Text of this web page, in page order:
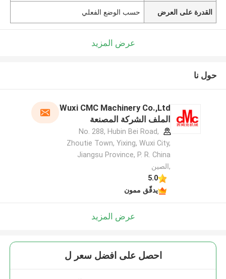
القدرة على العرض حسب الوضع الفعلي
عرض المزيد
حول نا
Wuxi CMC Machinery Co.,Ltd
الملف الشركة المصنعة
No. 288, Hubin Bei Road,
Zhoutie Town, Yixing, Wuxi City,
Jiangsu Province, P. R. China
,الصين
5.0
يدقّق ممون
عرض المزيد
احصل على افضل سعر ل